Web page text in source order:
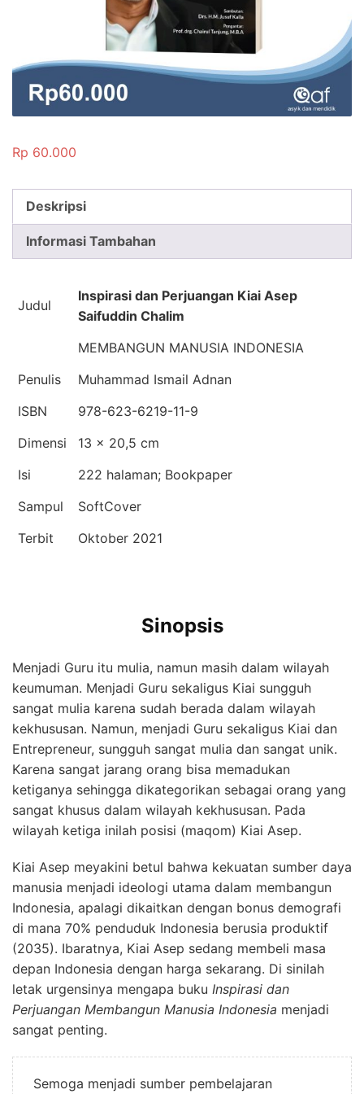
Rp 60.000
Deskripsi
Informasi Tambahan
Judul
Inspirasi dan Perjuangan Kiai Asep
Saifuddin Chalim
MEMBANGUN MANUSIA INDONESIA
Penulis
Muhammad Ismail Adnan
ISBN
978-623-6219-11-9
Dimensi
13 × 20,5 cm
Isi
222 halaman; Bookpaper
Sampul
SoftCover
Terbit
Oktober 2021
Sinopsis
Menjadi Guru itu mulia, namun masih dalam wilayah
keumuman. Menjadi Guru sekaligus Kiai sungguh
sangat mulia karena sudah berada dalam wilayah
kekhususan. Namun, menjadi Guru sekaligus Kiai dan
Entrepreneur, sungguh sangat mulia dan sangat unik.
Karena sangat jarang orang bisa memadukan
ketiganya sehingga dikategorikan sebagai orang yang
sangat khusus dalam wilayah kekhususan. Pada
wilayah ketiga inilah posisi (maqom) Kiai Asep.
Kiai Asep meyakini betul bahwa kekuatan sumber daya
manusia menjadi ideologi utama dalam membangun
Indonesia, apalagi dikaitkan dengan bonus demografi
di mana 70% penduduk Indonesia berusia produktif
(2035). Ibaratnya, Kiai Asep sedang membeli masa
depan Indonesia dengan harga sekarang. Di sinilah
letak urgensinya mengapa buku Inspirasi dan
Perjuangan Membangun Manusia Indonesia menjadi
sangat penting.
Semoga menjadi sumber pembelajaran